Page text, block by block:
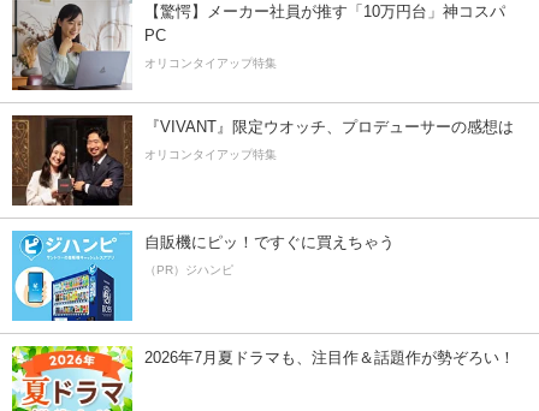
【驚愕】メーカー社員が推す「10万円台」神コスパ
PC
オリコンタイアップ特集
『VIVANT』限定ウオッチ、プロデューサーの感想は
オリコンタイアップ特集
自販機にピッ！ですぐに買えちゃう
（PR）ジハンピ
2026年7月夏ドラマも、注目作＆話題作が勢ぞろい！